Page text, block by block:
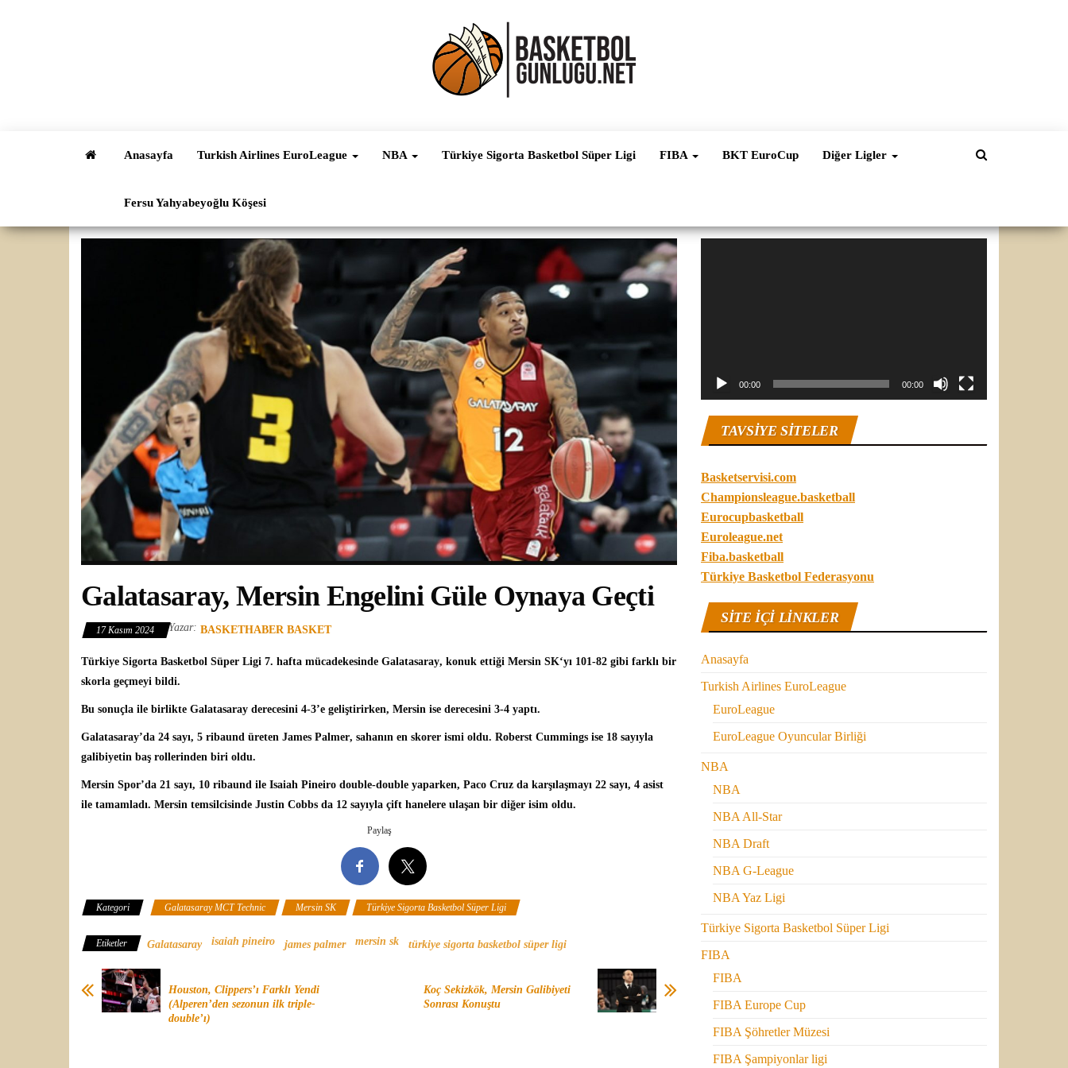
Haber
Süper Lig ve
Dünya
Anasayfa Turkish Airlines EuroLeague NBA Türkiye Sigorta Basketbol Süper Ligi FIBA BKT EuroCup Diğer Ligler
Fersu Yahyabeyoğlu Köşesi
Galatasaray, Mersin Engelini Güle Oynaya Geçti
17 Kasım 2024 Yazar: BASKETHABER BASKET
Türkiye Sigorta Basketbol Süper Ligi 7. hafta mücadekesinde Galatasaray, konuk ettiği Mersin SK‘yı 101-82 gibi farklı bir
skorla geçmeyi bildi.
Bu sonuçla ile birlikte Galatasaray derecesini 4-3’e geliştirirken, Mersin ise derecesini 3-4 yaptı.
Galatasaray’da 24 sayı, 5 ribaund üreten James Palmer, sahanın en skorer ismi oldu. Roberst Cummings ise 18 sayıyla
galibiyetin baş rollerinden biri oldu.
Mersin Spor’da 21 sayı, 10 ribaund ile Isaiah Pineiro double-double yaparken, Paco Cruz da karşılaşmayı 22 sayı, 4 asist
ile tamamladı. Mersin temsilcisinde Justin Cobbs da 12 sayıyla çift hanelere ulaşan bir diğer isim oldu.
Paylaş
Kategori Galatasaray MCT Technic Mersin SK Türkiye Sigorta Basketbol Süper Ligi
Etiketler Galatasaray isaiah pineiro james palmer mersin sk türkiye sigorta basketbol süper ligi
Houston, Clippers’ı Farklı Yendi
(Alperen’den sezonun ilk triple-
double’ı)
Koç Sekizkök, Mersin Galibiyeti
Sonrası Konuştu
00:00 00:00
TAVSIYE SITELER
Basketservisi.com
Championsleague.basketball
Eurocupbasketball
Euroleague.net
Fiba.basketball
Türkiye Basketbol Federasyonu
SITE IÇI LINKLER
Anasayfa
Turkish Airlines EuroLeague
EuroLeague
EuroLeague Oyuncular Birliği
NBA
NBA
NBA All-Star
NBA Draft
NBA G-League
NBA Yaz Ligi
Türkiye Sigorta Basketbol Süper Ligi
FIBA
FIBA
FIBA Europe Cup
FIBA Şöhretler Müzesi
FIBA Şampiyonlar ligi